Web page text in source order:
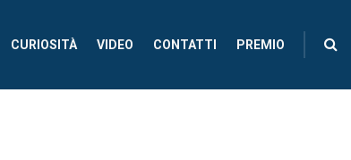
CURIOSITÀ VIDEO CONTATTI PREMIO